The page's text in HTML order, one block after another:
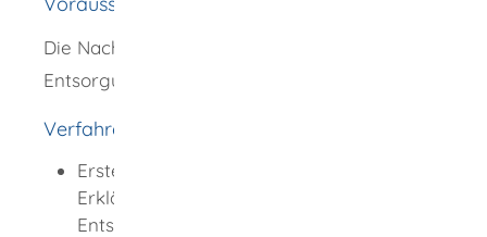
Die Nachweise müssen zum Zeitpunkt der
Entsorgung gültig sein.
Verfahrensablauf
Erstellung der Verantwortlichen
Erklärung (VE) (mit Deckblatt
Entsorgungsnachweis (DEN) sowie